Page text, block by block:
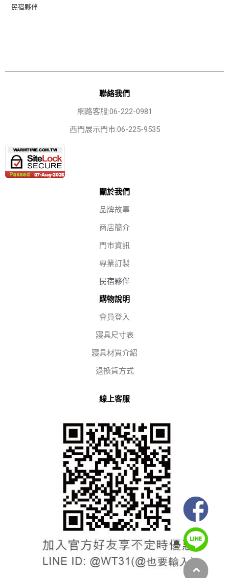
民宿夥伴
聯絡我們
網路客服:06-222-0981
西門展示門市:06-225-9535
關於我們
品牌故事
商店簡介
門市資訊
專業訂製
民宿夥伴
購物說明
會員登入
寢具尺寸表
寢具材質介紹
退換貨方式
線上客服